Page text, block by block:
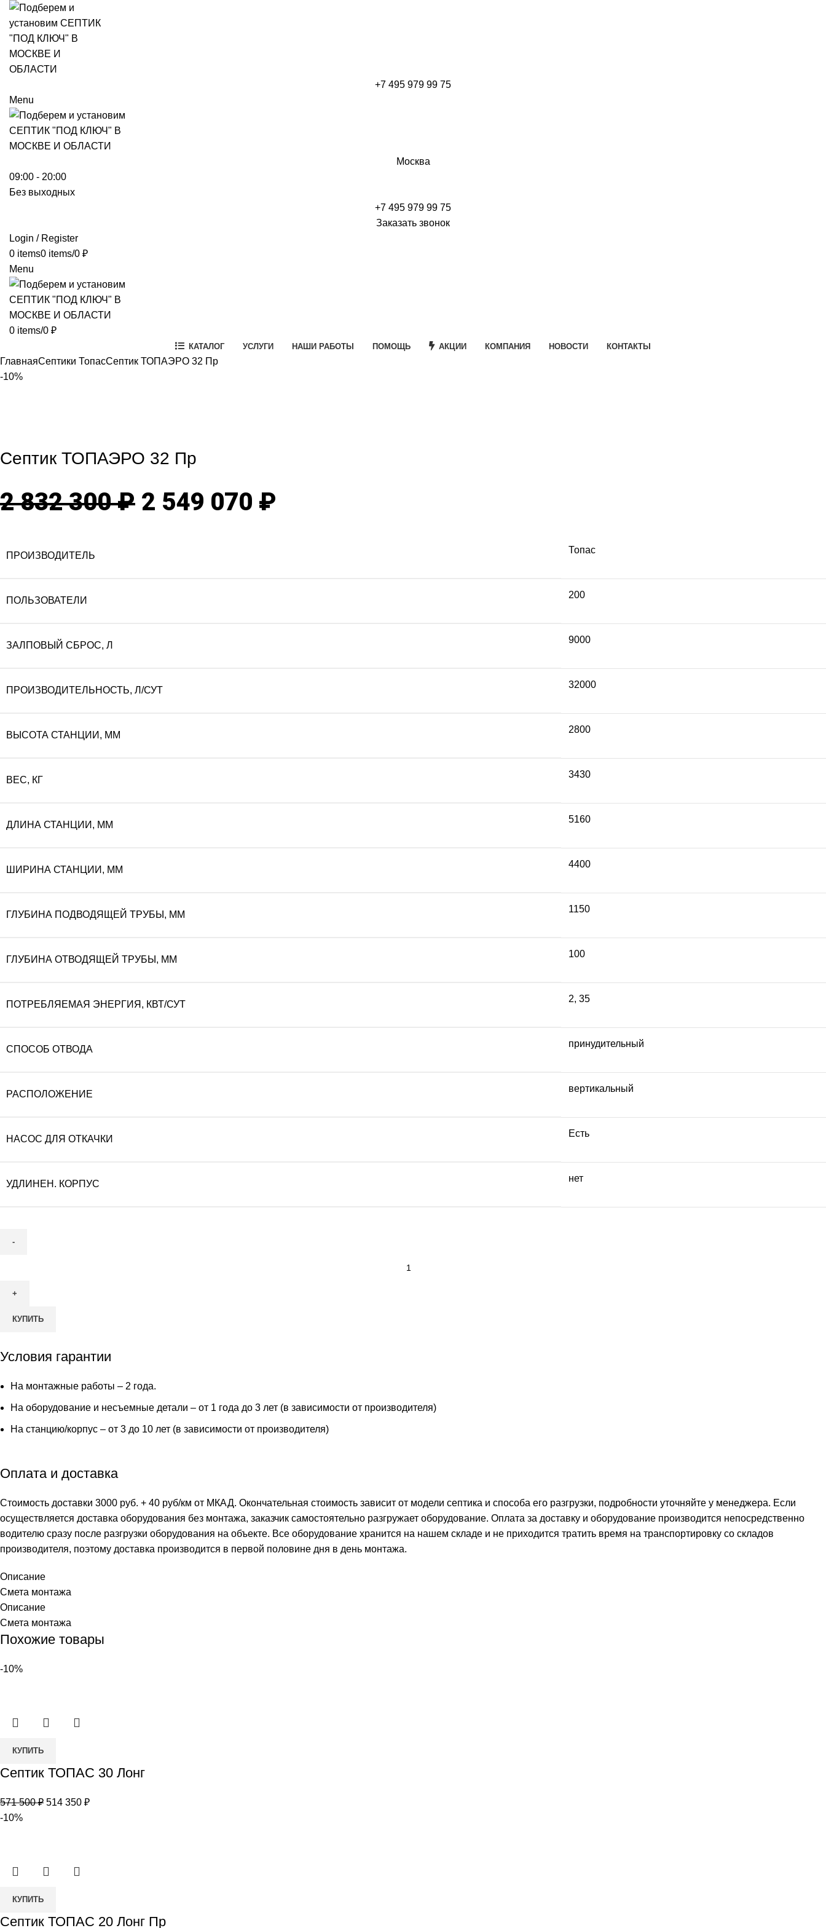
+7 495 979 99 75
Menu
Москва
09:00 - 20:00
Без выходных
+7 495 979 99 75
Заказать звонок
Login / Register
0 items0 items/0 ₽
Menu
0 items/0 ₽
КАТАЛОГ УСЛУГИ НАШИ РАБОТЫ ПОМОЩЬ АКЦИИ КОМПАНИЯ НОВОСТИ КОНТАКТЫ
ГлавнаяСептики ТопасСептик ТОПАЭРО 32 Пр
-10%
Септик ТОПАЭРО 32 Пр
2 832 300₽ Первоначальная
300 ₽.
2 549 070 ₽
ПРОИЗВОДИТЕЛЬ
Топас
ПОЛЬЗОВАТЕЛИ
200
ЗАЛПОВЫЙ СБРОС, Л
9000
ПРОИЗВОДИТЕЛЬНОСТЬ, Л/СУТ
32000
ВЫСОТА СТАНЦИИ, ММ
2800
ВЕС, КГ
3430
ДЛИНА СТАНЦИИ, ММ
5160
ШИРИНА СТАНЦИИ, ММ
4400
ГЛУБИНА ПОДВОДЯЩЕЙ ТРУБЫ, ММ
1150
ГЛУБИНА ОТВОДЯЩЕЙ ТРУБЫ, ММ
100
ПОТРЕБЛЯЕМАЯ ЭНЕРГИЯ, КВТ/СУТ
2, 35
СПОСОБ ОТВОДА
принудительный
РАСПОЛОЖЕНИЕ
вертикальный
НАСОС ДЛЯ ОТКАЧКИ
Есть
УДЛИНЕН. КОРПУС
нет
Септик
КУПИТЬ
Условия гарантии
На монтажные работы – 2 года.
На оборудование и несъемные детали – от 1 года до 3 лет (в зависимости от производителя)
На станцию/корпус – от 3 до 10 лет (в зависимости от производителя)
Оплата и доставка
Стоимость доставки 3000 руб. + 40 руб/км от МКАД. Окончательная стоимость зависит от модели септика и способа его разгрузки, подробности уточняйте у менеджера. Если
осуществляется доставка оборудования без монтажа, заказчик самостоятельно разгружает оборудование. Оплата за доставку и оборудование производится непосредственно
водителю сразу после разгрузки оборудования на объекте. Все оборудование хранится на нашем складе и не приходится тратить время на транспортировку со складов
производителя, поэтому доставка производится в первой половине дня в день монтажа.
Описание
Смета монтажа
Описание
Смета монтажа
Похожие товары
-10%
Количество
Септик
30
Лонг
КУПИТЬ
Септик ТОПАС 30 Лонг
571 500₽ Первоначальная
514 350 ₽Текущая
-10%
Количество
Септик
КУПИТЬ
Септик ТОПАС 20 Лонг Пр